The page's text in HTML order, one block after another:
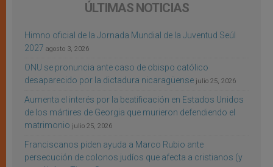
ÚLTIMAS NOTICIAS
Himno oficial de la Jornada Mundial de la Juventud Seúl
2027 agosto 3, 2026
ONU se pronuncia ante caso de obispo católico
desaparecido por la dictadura nicaragüense julio 25, 2026
Aumenta el interés por la beatificación en Estados Unidos
de los mártires de Georgia que murieron defendiendo el
matrimonio julio 25, 2026
Franciscanos piden ayuda a Marco Rubio ante
persecución de colonos judíos que afecta a cristianos (y